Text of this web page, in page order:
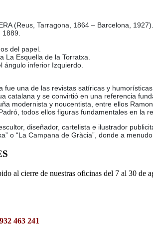
(Reus, Tarragona, 1864 – Barcelona, 1927).
1889.
del papel.
La Esquella de la Torratxa.
ángulo inferior Izquierdo.
fue una de las revistas satíricas y
catalana y se convirtió en una referencia
modernista y noucentista, entre ellos
todos ellos figuras fundamentales en la
diseñador, cartelista e ilustrador
o “La Campana de Gràcia”, donde a
al cierre de nuestras oficinas del 7 al 30 de
932 463 241